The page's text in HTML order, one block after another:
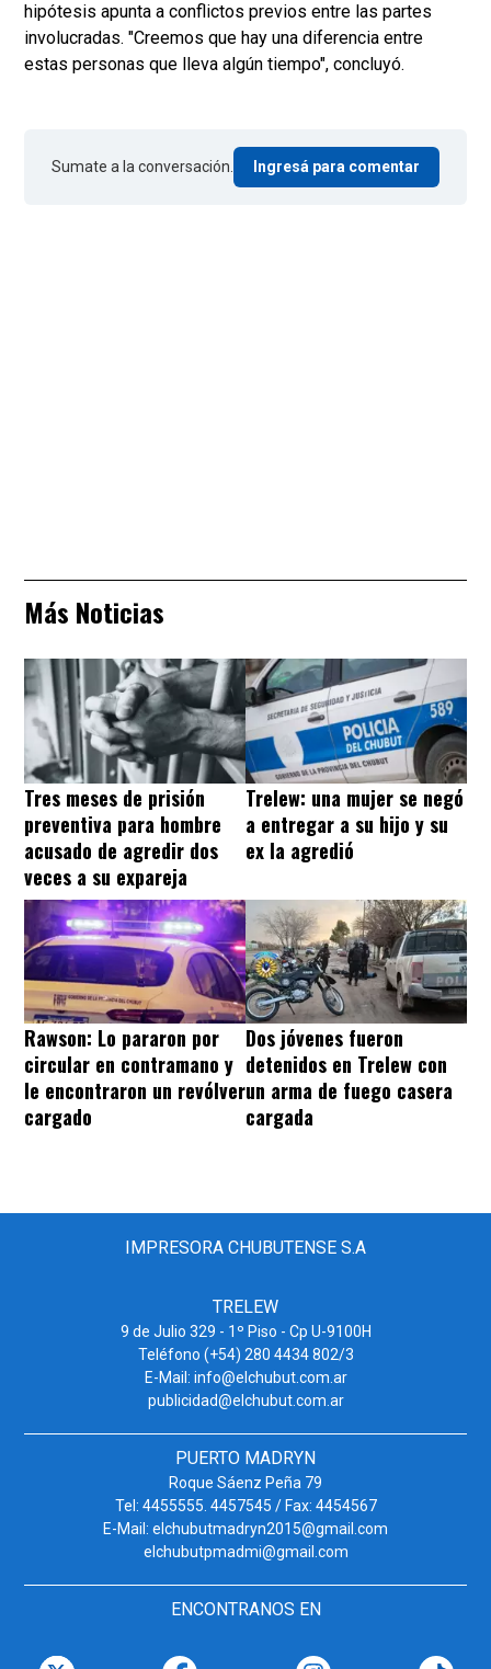
hipótesis apunta a conflictos previos entre las partes
involucradas. "Creemos que hay una diferencia entre
estas personas que lleva algún tiempo", concluyó.
Sumate a la conversación. Ingresá para comentar
Más Noticias
Tres meses de prisión
preventiva para hombre
acusado de agredir dos
veces a su expareja
Trelew: una mujer se negó
a entregar a su hijo y su
ex la agredió
Rawson: Lo pararon por
circular en contramano y
le encontraron un revólver
cargado
Dos jóvenes fueron
detenidos en Trelew con
un arma de fuego casera
cargada
IMPRESORA CHUBUTENSE S.A
TRELEW
9 de Julio 329 - 1º Piso - Cp U-9100H
Teléfono (+54) 280 4434 802/3
E-Mail: info@elchubut.com.ar
publicidad@elchubut.com.ar
PUERTO MADRYN
Roque Sáenz Peña 79
Tel: 4455555. 4457545 / Fax: 4454567
E-Mail: elchubutmadryn2015@gmail.com
elchubutpmadmi@gmail.com
ENCONTRANOS EN